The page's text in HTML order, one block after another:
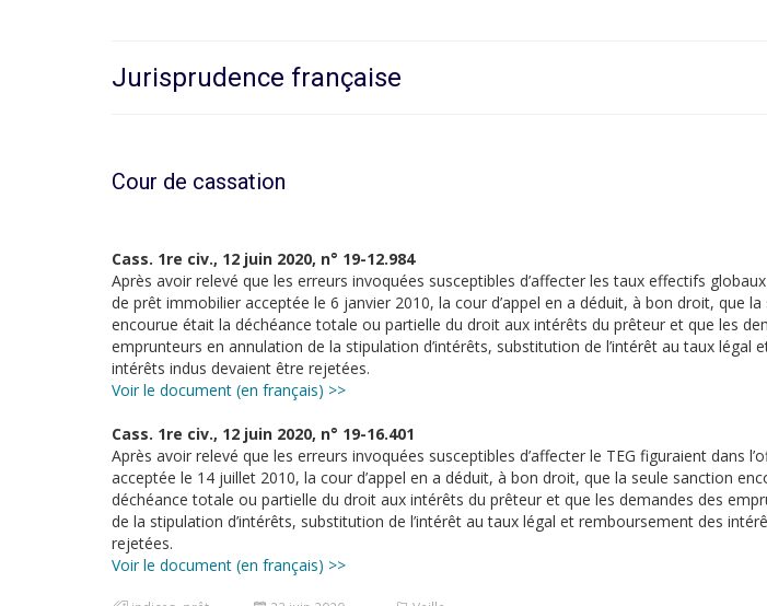
Jurisprudence française
Cour de cassation
Cass. 1re civ., 12 juin 2020, n° 19-12.984
Après avoir relevé que les erreurs invoquées susceptibles d’affecter les taux effectifs
de prêt immobilier acceptée le 6 janvier 2010, la cour d’appel en a déduit, à bon droit, que la
encourue était la déchéance totale ou partielle du droit aux intérêts du prêteur et que les
emprunteurs en annulation de la stipulation d’intérêts, substitution de l’intérêt au taux légal
intérêts indus devaient être rejetées.
Voir le document (en français) >>
Cass. 1re civ., 12 juin 2020, n° 19-16.401
Après avoir relevé que les erreurs invoquées susceptibles d’affecter le TEG figuraient dans
acceptée le 14 juillet 2010, la cour d’appel en a déduit, à bon droit, que la seule sanction
déchéance totale ou partielle du droit aux intérêts du prêteur et que les demandes des
de la stipulation d’intérêts, substitution de l’intérêt au taux légal et remboursement des
rejetées.
Voir le document (en français) >>